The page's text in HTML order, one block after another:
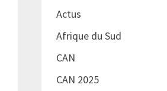
Actus
Afrique du Sud
CAN
CAN 2025